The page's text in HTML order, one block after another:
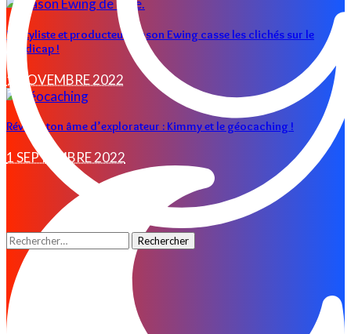
Rechercher :
Le styliste et producteur Mason Ewing casse les clichés sur le
handicap !
1 NOVEMBRE 2022
Réveille ton âme d’explorateur : Kimmy et le géocaching !
1 SEPTEMBRE 2022